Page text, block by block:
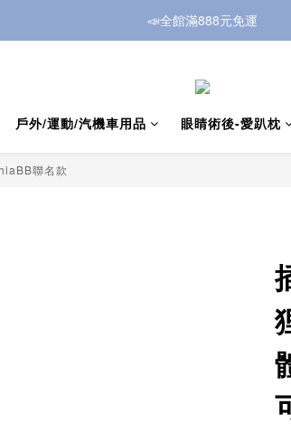
📣全館滿888元免運
戶外/運動/汽機車用品 眼睛術後-愛趴枕
聯名款